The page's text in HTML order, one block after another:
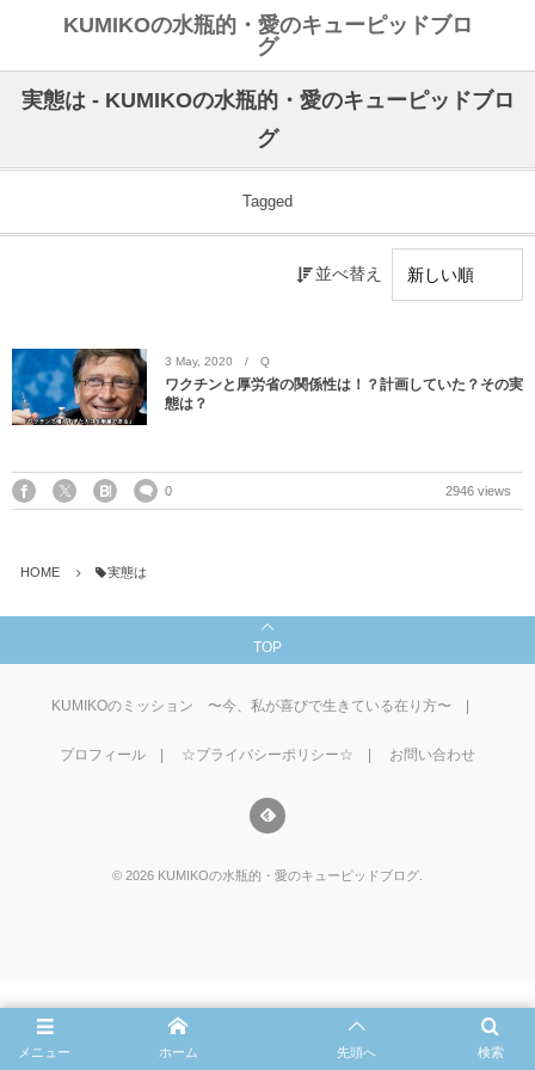
KUMIKOの水瓶的・愛のキューピッドブロ
グ
実態は - KUMIKOの水瓶的・愛のキューピッドブロ
グ
Tagged
並べ替え
3 May, 2020 Q
ワクチンと厚労省の関係性は！？計画していた？その実
態は？
0 2946 views
HOME 実態は
TOP
KUMIKOのミッション 〜今、私が喜びで生きている在り方〜
プロフィール ☆プライバシーポリシー☆ お問い合わせ
© 2026 KUMIKOの水瓶的・愛のキューピッドブログ
メニュー 検索
ホーム 先頭へ